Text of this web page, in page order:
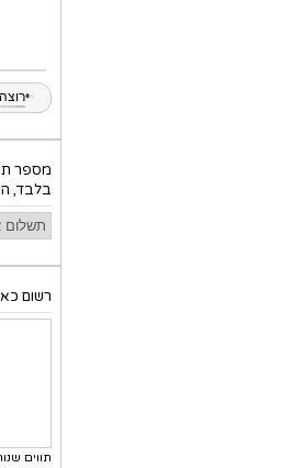
••
מספר
בלבד,
רשום
תווים